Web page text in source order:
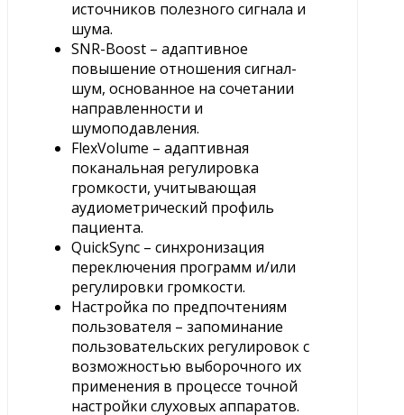
источников полезного сигнала и
шума.
SNR-Boost – адаптивное
повышение отношения сигнал-
шум, основанное на сочетании
направленности и
шумоподавления.
FlexVolume – адаптивная
поканальная регулировка
громкости, учитывающая
аудиометрический профиль
пациента.
QuickSync – синхронизация
переключения программ и/или
регулировки громкости.
Настройка по предпочтениям
пользователя – запоминание
пользовательских регулировок с
возможностью выборочного их
применения в процессе точной
настройки слуховых аппаратов.